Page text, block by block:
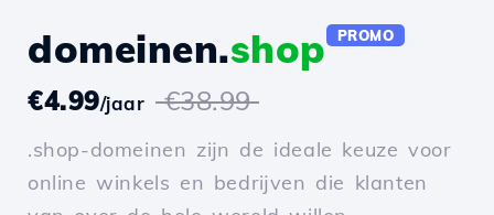
domeinen.shop PROMO
€4.99/jaar €38.99
.shop-domeinen zijn de ideale keuze voor
online winkels en bedrijven die klanten